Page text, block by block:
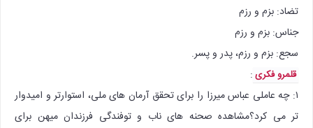
تضاد: بزم و رزم
جناس: بزم و رزم
سجع: بزم و رزم، پدر و پسر.
قلمرو فکری:
۱: چه عاملی عباس میرزا را برای تحقق آرمان های ملی، استوارتر و امیدوار
تر می کرد؟مشاهده صحنه های ناب و توفندگی فرزندان میهن برای